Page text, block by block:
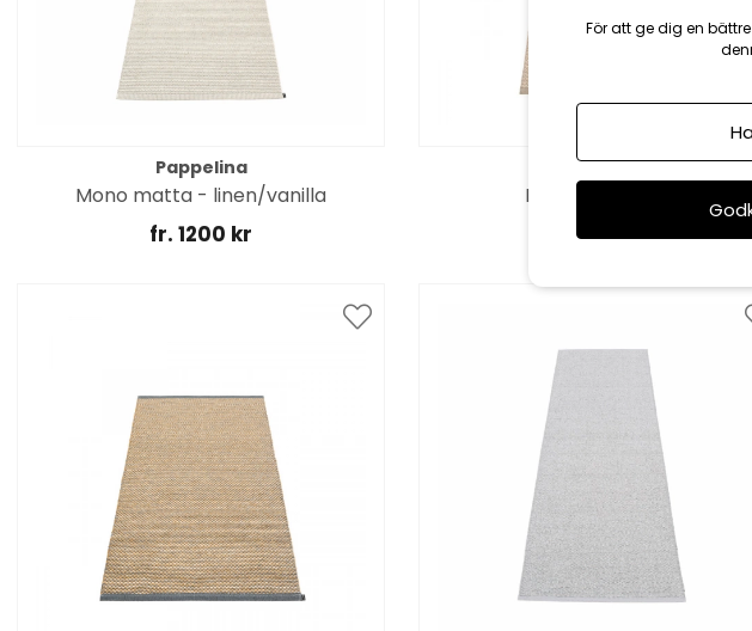
Pappelina
Mono matta - linen/vanilla
fr. 1200 kr
Pappelina
Effi matta - mud
fr. 1200 kr
För att ge dig en